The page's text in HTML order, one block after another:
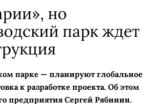
но
парк ждет
парке — планируют глобальное
к разработке проекта. Об этом
предприятия Сергей Рябинин.